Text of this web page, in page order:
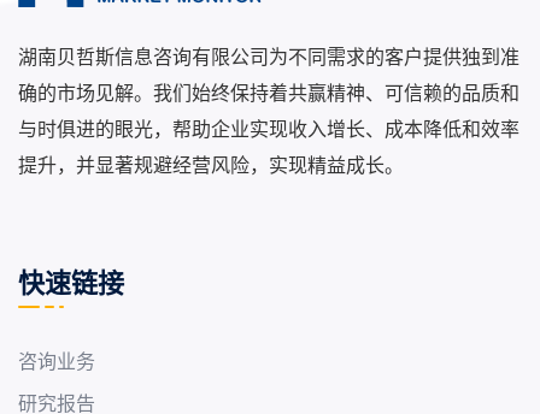
湖南贝哲斯信息咨询有限公司为不同需求的客户提供独到准
确的市场见解。我们始终保持着共赢精神、可信赖的品质和
与时俱进的眼光，帮助企业实现收入增长、成本降低和效率
提升，并显著规避经营风险，实现精益成长。
快速链接
咨询业务
研究报告